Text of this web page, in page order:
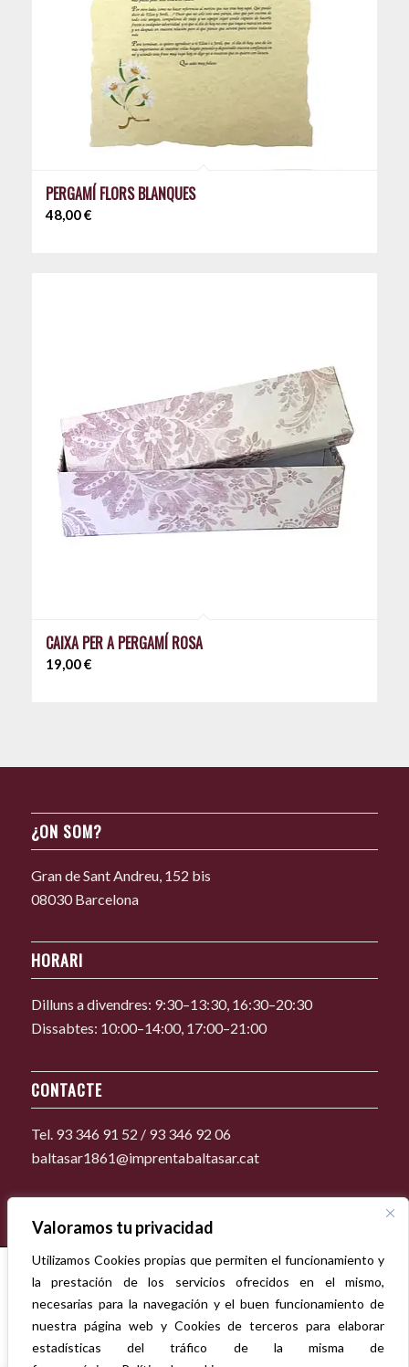
Valoramos tu privacidad
Utilizamos Cookies propias que permiten el funcionamiento y
la prestación de los servicios ofrecidos en el mismo,
necesarias para la navegación y el buen funcionamiento de
nuestra página web y Cookies de terceros para elaborar
estadísticas del tráfico de la misma de
PERGAMÍ FLORS BLANQUES
48,00€
CAIXA PER A PERGAMÍ ROSA
19,00€
¿ON SOM?
Gran de Sant Andreu, 152 bis
08030 Barcelona
HORARI
Dilluns a divendres: 9:30–13:30, 16:30–20:30
Dissabtes: 10:00–14:00, 17:00–21:00
CONTACTE
Tel. 93 346 91 52 / 93 346 92 06
baltasar1861@imprentabaltasar.cat